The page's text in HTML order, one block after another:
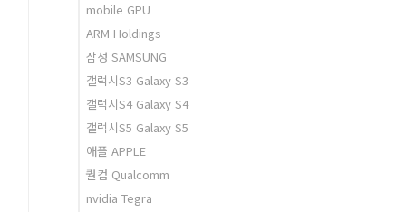
mobile GPU
ARM Holdings
삼성 SAMSUNG
갤럭시S3 Galaxy S3
갤럭시S4 Galaxy S4
갤럭시S5 Galaxy S5
애플 APPLE
퀄컴 Qualcomm
nvidia Tegra